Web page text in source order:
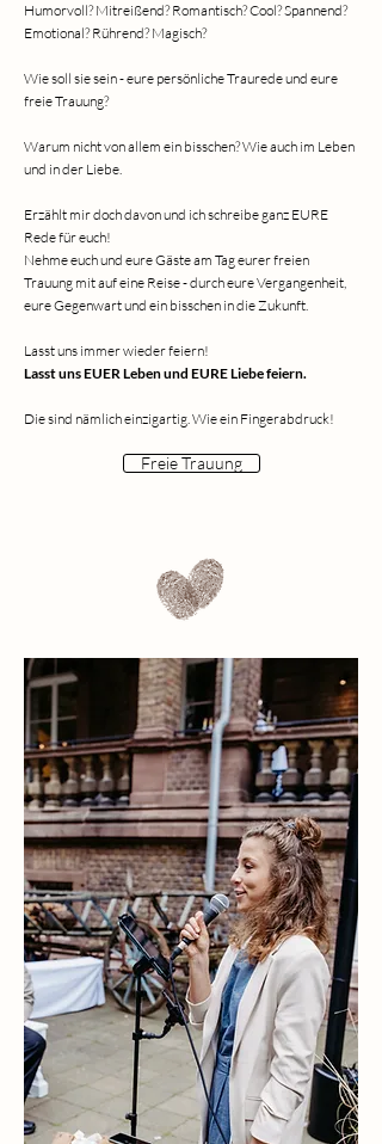
Humorvoll? Mitreißend? Romantisch? Cool? Spannend?
Emotional? Rührend? Magisch?
Wie soll sie sein - eure persönliche Traurede und eure
freie Trauung?
Warum nicht von allem ein bisschen? Wie auch im Leben
und in der Liebe.
Erzählt mir doch davon und ich schreibe ganz EURE
Rede für euch!
Nehme euch und eure Gäste am Tag eurer freien
Trauung mit auf eine Reise - durch eure Vergangenheit,
eure Gegenwart und ein bisschen in die Zukunft.
Lasst uns immer wieder feiern!
Lasst uns EUER Leben und EURE Liebe feiern.
Die sind nämlich einzigartig. Wie ein Fingerabdruck!​
Freie Trauung